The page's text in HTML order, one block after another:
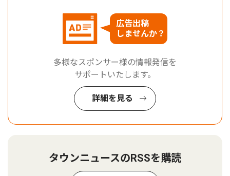
広告出稿
しませんか？
多様なスポンサー様の情報発信を
サポートいたします。
詳細を見る
タウンニュースのRSSを購読